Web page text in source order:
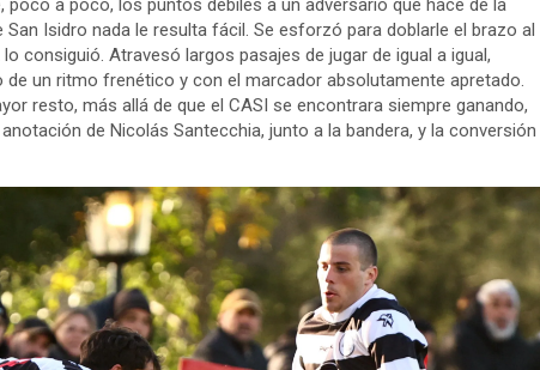
a poco, los puntos débiles a un adversario que hace de la
Isidro nada le resulta fácil. Se esforzó para doblarle el brazo al
consiguió. Atravesó largos pasajes de jugar de igual a igual,
un ritmo frenético y con el marcador absolutamente apretado.
resto, más allá de que el CASI se encontrara siempre ganando,
de Nicolás Santecchia, junto a la bandera, y la conversión